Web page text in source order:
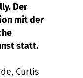
Der
mit der
statt.
Curtis